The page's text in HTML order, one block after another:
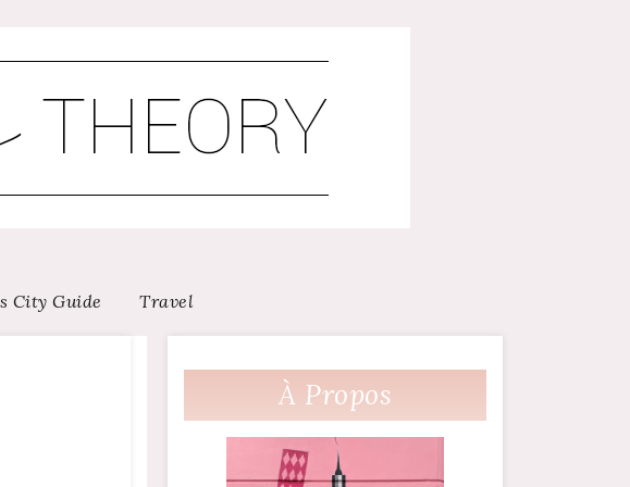
City Guide Travel
À Propos